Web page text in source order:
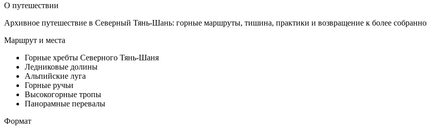
О путешествии
Архивное путешествие в Северный Тянь-Шань: горные маршруты, тишина, практики и возвращение к более
Маршрут и места
Горные хребты Северного Тянь-Шаня
Ледниковые долины
Альпийские луга
Горные ручьи
Высокогорные тропы
Панорамные перевалы
Формат